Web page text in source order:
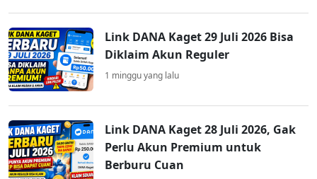
Link DANA Kaget 29 Juli 2026 Bisa
Diklaim Akun Reguler
1 minggu yang lalu
Link DANA Kaget 28 Juli 2026, Gak
Perlu Akun Premium untuk
Berburu Cuan